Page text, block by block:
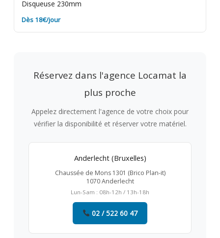
Disqueuse 230mm
Dès 18€/jour
Réservez dans l'agence Locamat la
plus proche
Appelez directement l'agence de votre choix pour
vérifier la disponibilité et réserver votre matériel.
Anderlecht (Bruxelles)
Chaussée de Mons 1301 (Brico Plan-it)
1070 Anderlecht
Lun-Sam : 08h-12h / 13h-18h
02 / 522 60 47